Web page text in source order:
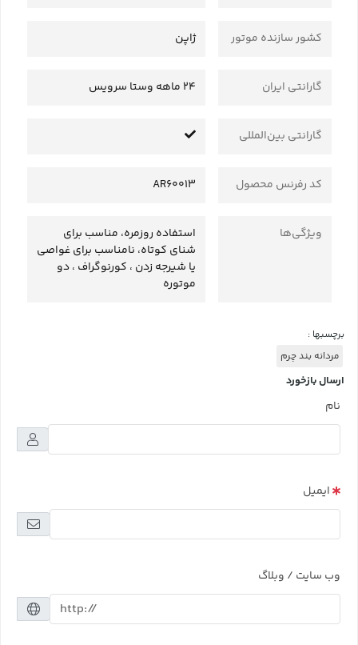
کشور سازنده موتور ژاپن
گارانتی ایران 24 ماهه وستا سرویس
گارانتی بین‌المللی
کد رفرنس محصول AR60013
ویژگی‌ها
استفاده روزمره، مناسب برای
شنای کوتاه، نامناسب برای غواصی
یا شیرجه زدن ، کورنوگراف ، دو
موتوره
برچسبها :
مردانه بند چرم
ارسال بازخورد
نام
ایمیل
وب سایت / وبلاگ